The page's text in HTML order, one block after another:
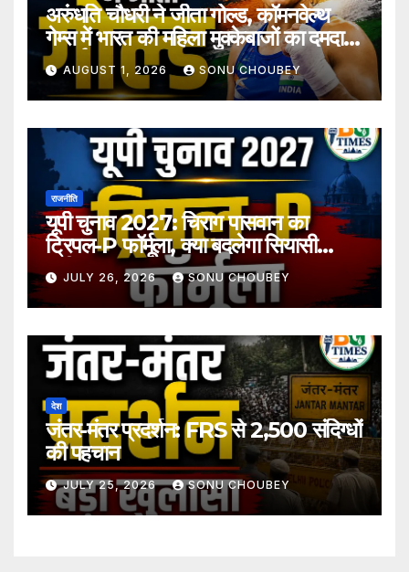
अरुंधति चौधरी ने जीता गोल्ड, कॉमनवेल्थ
गेम्स में भारत की महिला मुक्केबाजों का दमदार
प्रदर्शन
AUGUST 1, 2026 SONU CHOUBEY
राजनीति
यूपी चुनाव 2027: चिराग पासवान का
ट्रिपल-P फॉर्मूला, क्या बदलेगा सियासी
समीकरण?
JULY 26, 2026 SONU CHOUBEY
देश
जंतर-मंतर प्रदर्शन: FRS से 2,500 संदिग्धों
की पहचान
JULY 25, 2026 SONU CHOUBEY